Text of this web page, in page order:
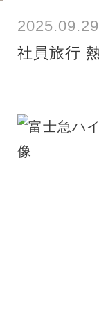
2025.09.29
社員旅行